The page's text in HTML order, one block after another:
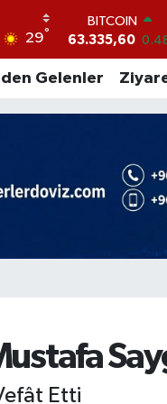
29°
DOLAR
47,5574
0.18
EURO
54,8602 0.06
64,2310 0.41
BİST100
13.458 124
BITCOIN
Gelenler
Etti